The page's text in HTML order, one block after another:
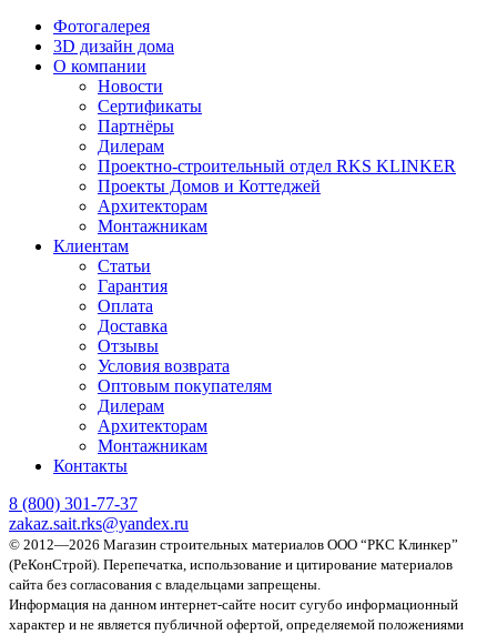
Фотогалерея
3D дизайн дома
О компании
Новости
Сертификаты
Партнёры
Дилерам
Проектно-строительный отдел RKS KLINKER
Проекты Домов и Коттеджей
Архитекторам
Монтажникам
Клиентам
Статьи
Гарантия
Оплата
Доставка
Отзывы
Условия возврата
Оптовым покупателям
Дилерам
Архитекторам
Монтажникам
Контакты
8 (800) 301-77-37
zakaz.sait.rks@yandex.ru
© 2012—2026 Магазин строительных материалов ООО “РКС Клинкер”
(РеКонСтрой). Перепечатка, использование и цитирование материалов
сайта без согласования с владельцами запрещены.
Информация на данном интернет-сайте носит сугубо информационный
характер и не является публичной офертой, определяемой положениями